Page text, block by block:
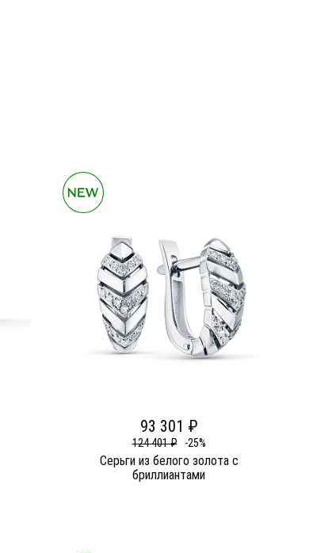
93 301 ₽
124 401 ₽ -25%
Серьги из белого золота c
бриллиантами